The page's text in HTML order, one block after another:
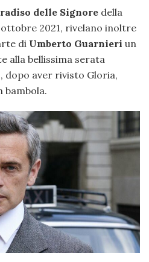
delle Signore della
2021, rivelano inoltre
di Umberto Guarnieri un
alla bellissima serata
, dopo aver rivisto Gloria,
bambola.